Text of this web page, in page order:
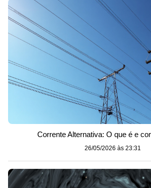
Corrente Alternativa: O que é e
26/05/2026 às 23:31